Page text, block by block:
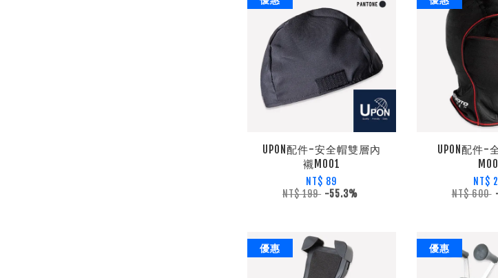
UPON配件-安全帽雙層內
襯M001
NT$ 89
NT$ 199 -55.3%
UPON配件-
NT$
NT$ 600
優惠 優惠